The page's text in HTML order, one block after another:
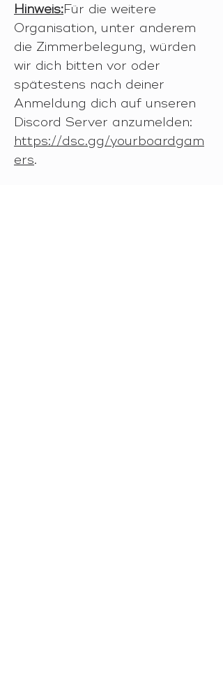
Hinweis:Für die weitere
Organisation, unter anderem
die Zimmerbelegung, würden
wir dich bitten vor oder
spätestens nach deiner
Anmeldung dich auf unseren
Discord Server anzumelden:
https://dsc.gg/yourboardgam
ers.